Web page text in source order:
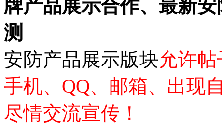
牌产品展示合作、最新
测
安防产品展示版块允许
手机、QQ、邮箱、出现
尽情交流宣传！